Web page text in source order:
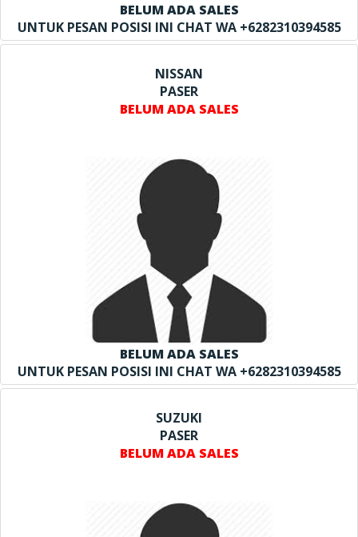
BELUM ADA SALES
UNTUK PESAN POSISI INI CHAT WA +6282310394585
NISSAN
PASER
BELUM ADA SALES
BELUM ADA SALES
UNTUK PESAN POSISI INI CHAT WA +6282310394585
SUZUKI
PASER
BELUM ADA SALES